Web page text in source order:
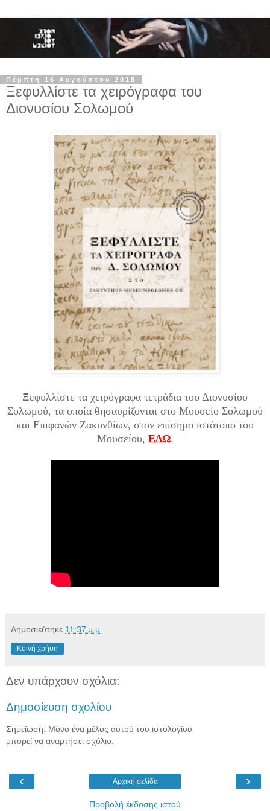
Πέμπτη 16 Αυγούστου 2018
Ξεφυλλίστε τα χειρόγραφα του
Διονυσίου Σολωμού
Ξεφυλλίστε τα χειρόγραφα τετράδια του Διονυσίου
Σολωμού, τα οποία θησαυρίζονται στο Μουσείο Σολωμού
και Επιφανών Ζακυνθίων, στον επίσημο ιστότοπο του
Μουσείου, ΕΔΩ.
Δημοσιεύτηκε 11:37 μ.μ.
Κοινή χρήση
Δεν υπάρχουν σχόλια:
Δημοσίευση σχολίου
Σημείωση: Μόνο ένα μέλος αυτού του ιστολογίου
μπορεί να αναρτήσει σχόλιο.
‹ ›
Αρχική σελίδα
Προβολή έκδοσης ιστού